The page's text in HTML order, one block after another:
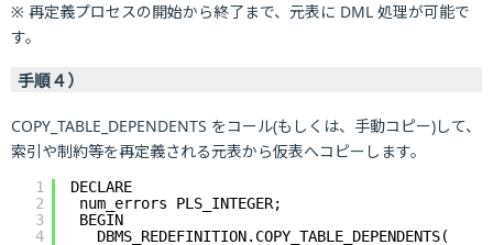
※ 再定義プロセスの開始から終了まで、元表に DML 処理が可能で
す。
手順４）
COPY_TABLE_DEPENDENTS をコール(もしくは、手動コピー)して、
索引や制約等を再定義される元表から仮表へコピーします。
1
2
3
4
DECLARE
num_errors PLS_INTEGER;
BEGIN
DBMS_REDEFINITION.COPY_TABLE_DEPENDENTS(